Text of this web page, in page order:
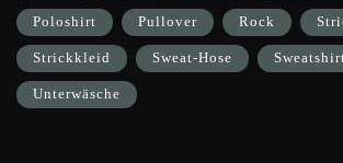
Poloshirt Pullover Rock
Strickkleid Sweat-Hose
Unterwäsche